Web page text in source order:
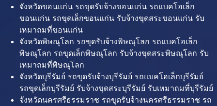
จังหวัดขอนแก่น รถขุดรับจ้างขอนแก่น รถแบคโฮเล็ก
ขอนแก่น รถขุดเล็กขอนแก่น รับจ้างขุดสระขอนแก่น รับ
เหมาถมที่ขอนแก่น
จังหวัดพิษณุโลก รถขุดรับจ้างพิษณุโลก รถแบคโฮเล็ก
พิษณุโลก รถขุดเล็กพิษณุโลก รับจ้างขุดสระพิษณุโลก รับ
เหมาถมที่พิษณุโลก
จังหวัดบุรีรัมย์ รถขุดรับจ้างบุรีรัมย์ รถแบคโฮเล็กบุรีรัมย์
รถขุดเล็กบุรีรัมย์ รับจ้างขุดสระบุรีรัมย์ รับเหมาถมที่บุรีรัมย์
จังหวัดนครศรีธรรมราช รถขุดรับจ้างนครศรีธรรมราช รถ